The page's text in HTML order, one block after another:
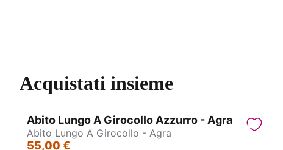
Acquistati insieme
Abito Lungo A Girocollo Azzurro - Agra
Abito Lungo A Girocollo - Agra
55,00 €